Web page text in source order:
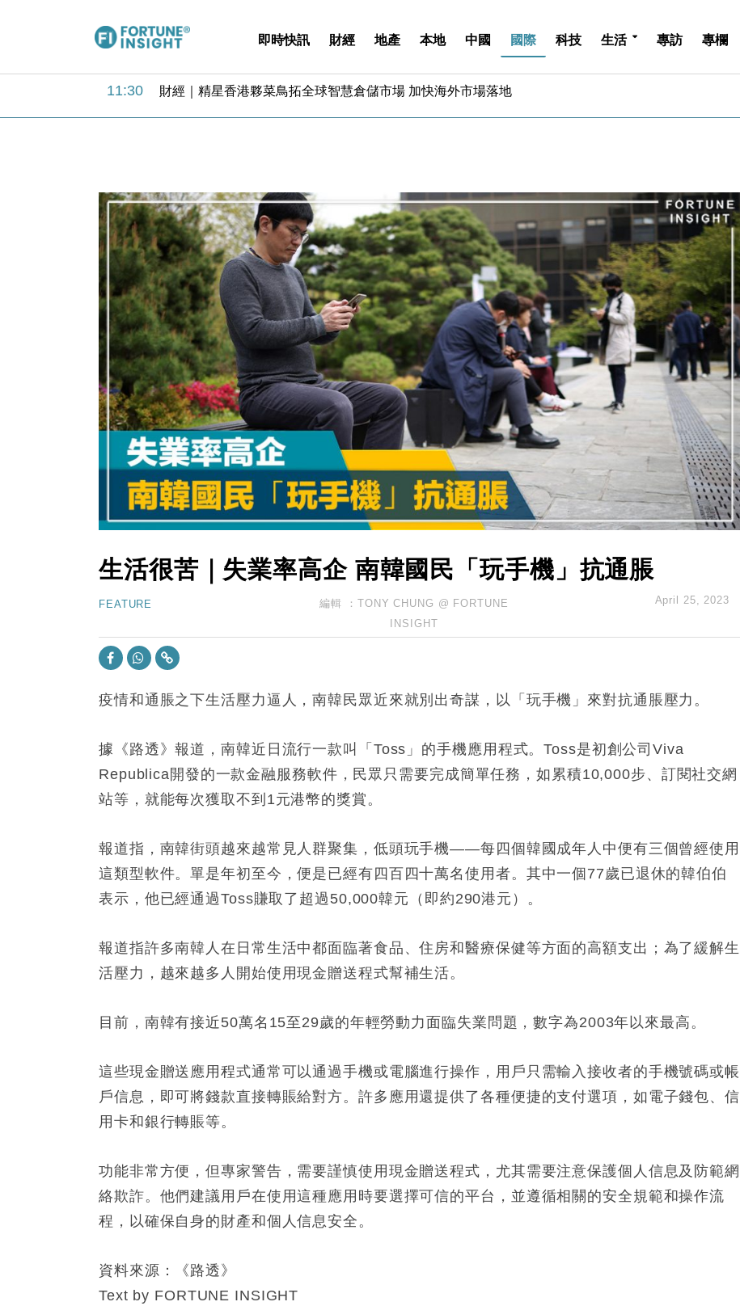
即時快訊 財經 地產 本地 中國 國際 科技 生活 專訪 專欄
15:59 財經｜SA售股自救後再出手 斥4億美元押注未上市公司
11:30 財經｜精星香港夥菜鳥拓全球智慧倉儲市場 加快海外市場落地
10:57 財經｜美商務部擬擴大金屬關稅範圍 14類產品或加徵25%
18:15 本地｜新世界K11 9月升級會員制度 增鉑金卡級別鎖定高消費客群
17:40 財經｜本港6月零售額連升14個月 珠寶鐘錶銷售升勢最強
16:33 財經｜滙控重啟最多10億美元回購 派息比率目標維持50%
15:59 財經｜SA售股自救後再出手 斥4億美元押注未上市公司
11:30 財經｜精星香港夥菜鳥拓全球智慧倉儲市場 加快海外市場落地
14:50 地產｜大酒店中期轉賺2300萬元 斥21億翻新香港及東京半島
13:12 國際｜特朗普赴洛杉磯高球場活動前 男子攜槍彈被捕
12:30 財經｜香港7月PMI回落至51 企業擴張放慢兼縮減人手
11:40 財經｜黑石傳再籌逾360億美元 支援Anthropic租用Google晶片
10:57 財經｜美商務部擬擴大金屬關稅範圍 14類產品或加徵25%
18:15 本地｜新世界K11 9月升級會員制度 增鉑金卡級別鎖定高消費客群
17:40 財經｜本港6月零售額連升14個月 珠寶鐘錶銷售升勢最強
16:33 財經｜滙控重啟最多10億美元回購 派息比率目標維持50%
生活很苦｜失業率高企 南韓國民「玩手機」抗通脹
FEATURE 編輯 ： TONY CHUNG @ FORTUNE
INSIGHT
April 25, 2023
疫情和通脹之下生活壓力逼人，南韓民眾近來就別出奇謀，以「玩手機」來對抗通脹壓力。
據《路透》報道，南韓近日流行一款叫「Toss」的手機應用程式。Toss是初創公司Viva
Republica開發的一款金融服務軟件，民眾只需要完成簡單任務，如累積10,000步、訂閱社交網
站等，就能每次獲取不到1元港幣的獎賞。
報道指，南韓街頭越來越常見人群聚集，低頭玩手機——每四個韓國成年人中便有三個曾經使用
這類型軟件。單是年初至今，便是已經有四百四十萬名使用者。其中一個77歲已退休的韓伯伯
表示，他已經通過Toss賺取了超過50,000韓元（即約290港元）。
報道指許多南韓人在日常生活中都面臨著食品、住房和醫療保健等方面的高額支出；為了緩解生
活壓力，越來越多人開始使用現金贈送程式幫補生活。
目前，南韓有接近50萬名15至29歲的年輕勞動力面臨失業問題，數字為2003年以來最高。
這些現金贈送應用程式通常可以通過手機或電腦進行操作，用戶只需輸入接收者的手機號碼或帳
戶信息，即可將錢款直接轉賬給對方。許多應用還提供了各種便捷的支付選項，如電子錢包、信
用卡和銀行轉賬等。
功能非常方便，但專家警告，需要謹慎使用現金贈送程式，尤其需要注意保護個人信息及防範網
絡欺詐。他們建議用戶在使用這種應用時要選擇可信的平台，並遵循相關的安全規範和操作流
程，以確保自身的財產和個人信息安全。
資料來源：《路透》
Text by FORTUNE INSIGHT